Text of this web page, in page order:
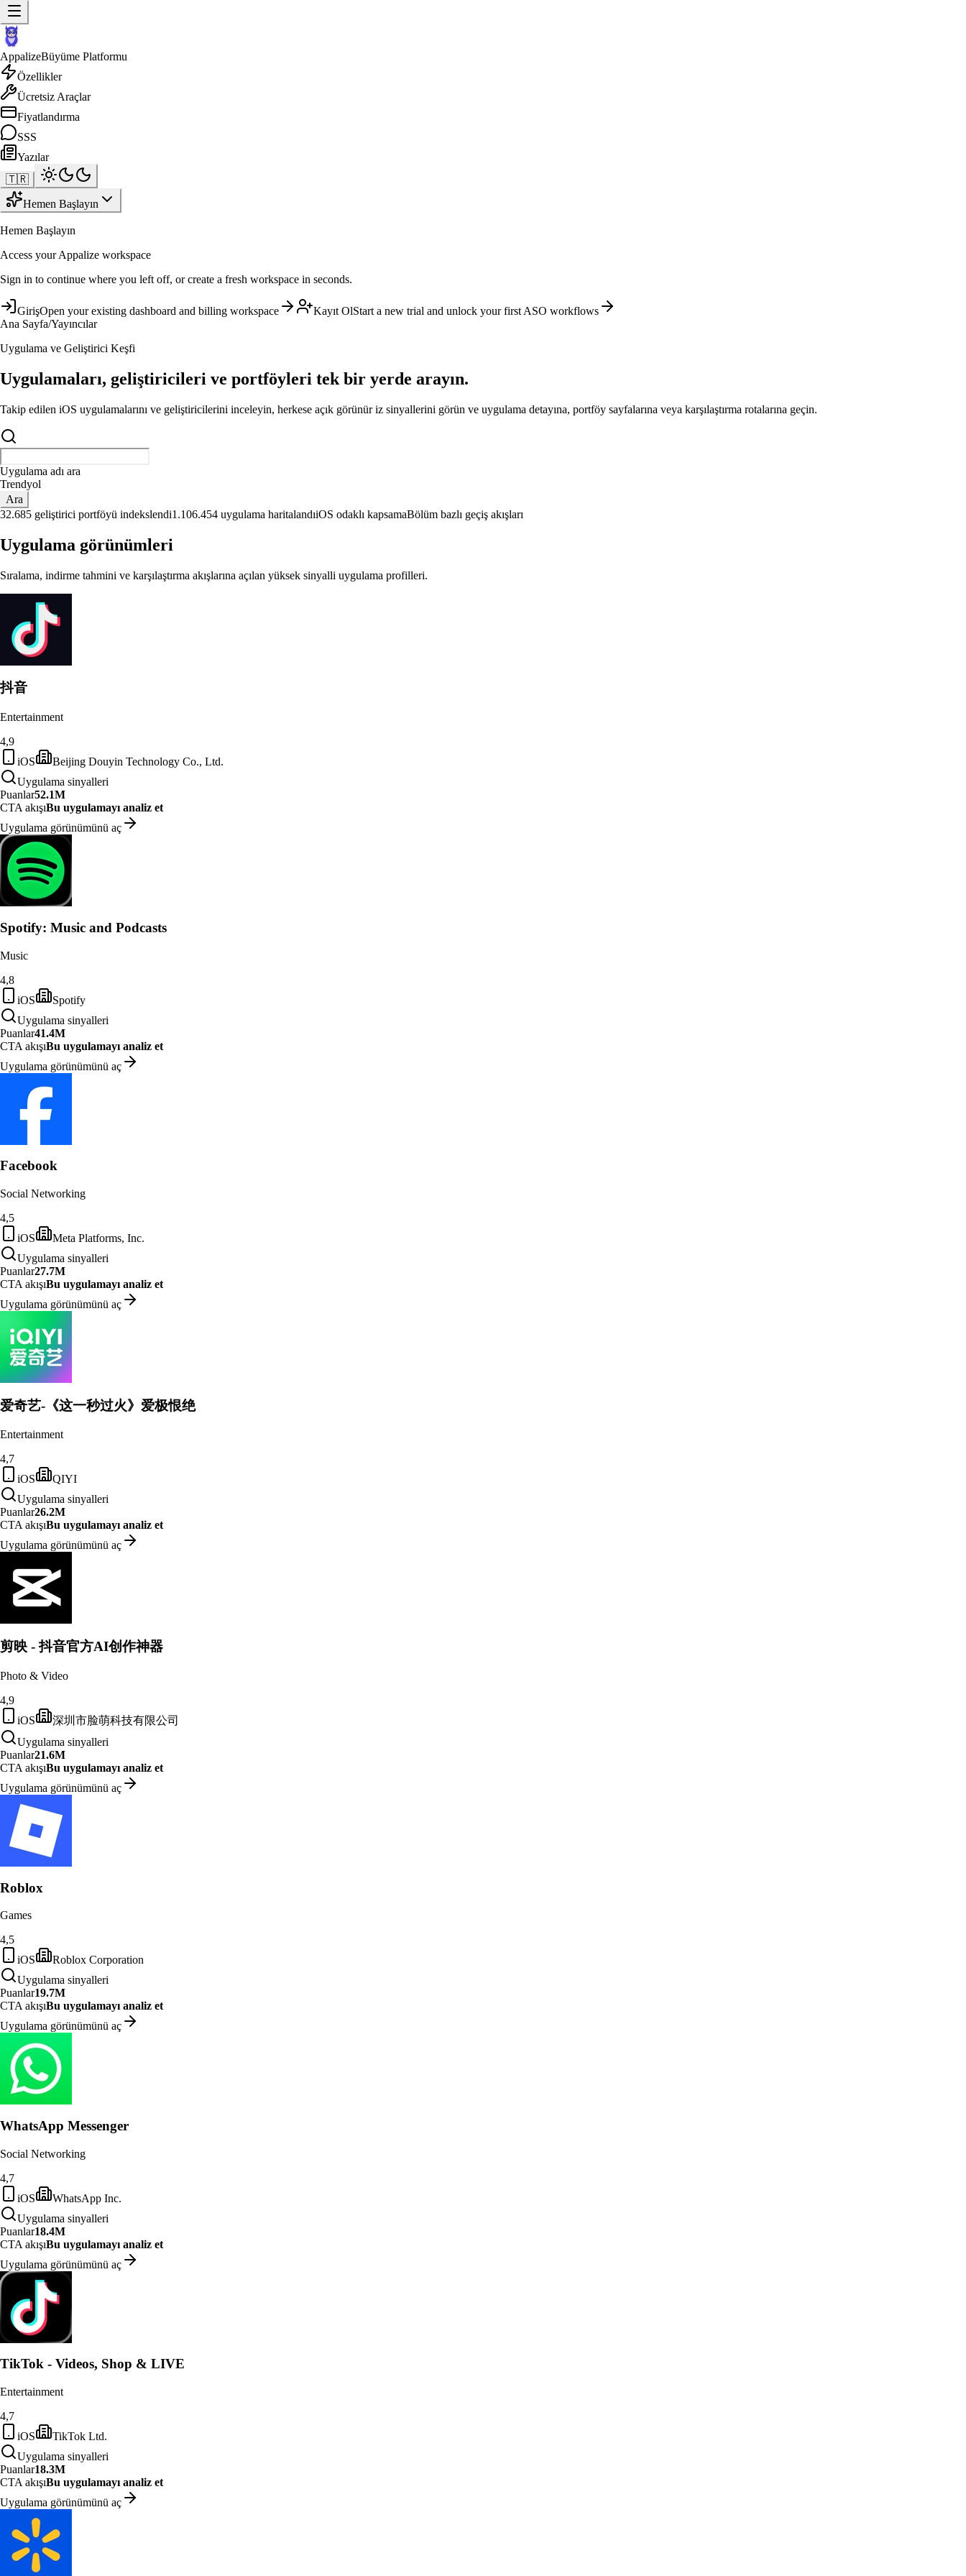
AppalizeBüyüme Platformu
Özellikler
Ücretsiz Araçlar
Fiyatlandırma
SSS
Yazılar
🇹🇷
Hemen Başlayın
Hemen Başlayın
Access your Appalize workspace
Sign in to continue where you left off, or create a fresh workspace in seconds.
GirişOpen your existing dashboard and billing workspace Kayıt OlStart a new trial and unlock your first ASO workflows
Ana Sayfa/Yayıncılar
Uygulama ve Geliştirici Keşfi
Uygulamaları, geliştiricileri ve portföyleri tek bir yerde arayın.
Takip edilen iOS uygulamalarını ve geliştiricilerini inceleyin, herkese açık görünür iz sinyallerini görün ve uygulama detayına, portföy sayfalarına veya karşılaştırma rotalarına geçin.
Geliştirici adı ara
Pe
Ara
32.685 geliştirici portföyü indekslendi1.106.454 uygulama haritalandıiOS odaklı kapsamaBölüm bazlı geçiş akışları
Uygulama görünümleri
Sıralama, indirme tahmini ve karşılaştırma akışlarına açılan yüksek sinyalli uygulama profilleri.
抖音
Entertainment
4,9
iOS
Beijing Douyin Technology Co., Ltd.
Uygulama sinyalleri
Puanlar52.1M
CTA akışıBu uygulamayı analiz et
Uygulama görünümünü aç
Spotify: Music and Podcasts
Music
4,8
iOS
Spotify
Uygulama sinyalleri
Puanlar41.4M
CTA akışıBu uygulamayı analiz et
Uygulama görünümünü aç
Facebook
Social Networking
4,5
iOS
Meta Platforms, Inc.
Uygulama sinyalleri
Puanlar27.7M
CTA akışıBu uygulamayı analiz et
Uygulama görünümünü aç
爱奇艺-《这一秒过火》爱极恨绝
Entertainment
4,7
iOS
QIYI
Uygulama sinyalleri
Puanlar26.2M
CTA akışıBu uygulamayı analiz et
Uygulama görünümünü aç
剪映 - 抖音官方AI创作神器
Photo & Video
4,9
iOS
深圳市脸萌科技有限公司
Uygulama sinyalleri
Puanlar21.6M
CTA akışıBu uygulamayı analiz et
Uygulama görünümünü aç
Roblox
Games
4,5
iOS
Roblox Corporation
Uygulama sinyalleri
Puanlar19.7M
CTA akışıBu uygulamayı analiz et
Uygulama görünümünü aç
WhatsApp Messenger
Social Networking
4,7
iOS
WhatsApp Inc.
Uygulama sinyalleri
Puanlar18.4M
CTA akışıBu uygulamayı analiz et
Uygulama görünümünü aç
TikTok - Videos, Shop & LIVE
Entertainment
4,7
iOS
TikTok Ltd.
Uygulama sinyalleri
Puanlar18.3M
CTA akışıBu uygulamayı analiz et
Uygulama görünümünü aç